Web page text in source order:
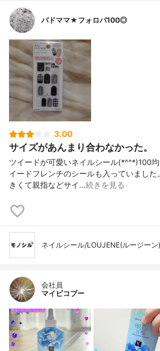
バドママ★フォロバ100◎
3.00
サイズがあんまり合わなかった。
ツイードが可愛いネイルシール(*^^*)100
イードフレンチのシールも入っていまし
きくて親指などサイ…続きを見る
ネイルシール/LOUJENE(ルージーン)
会社員
マイピコブー